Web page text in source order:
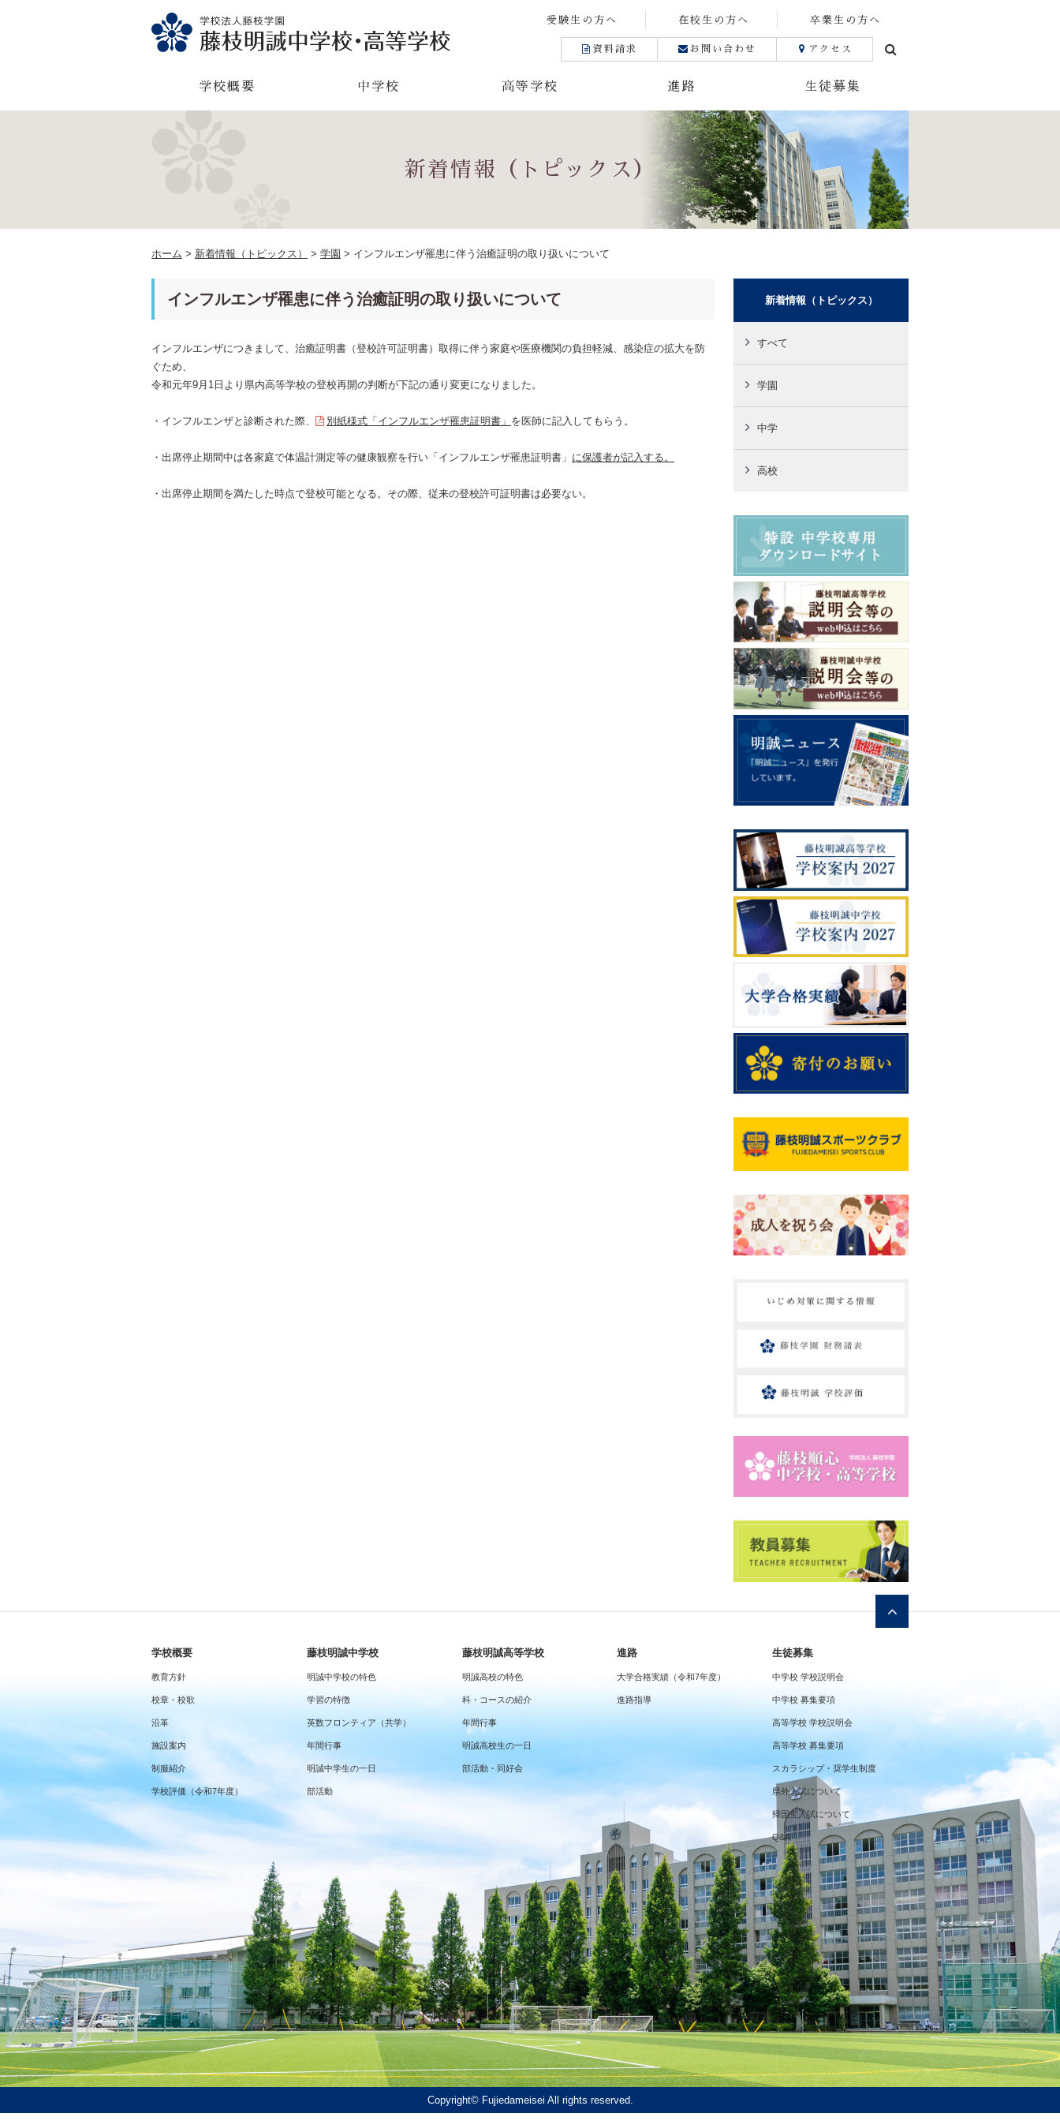
学校概要 中学校 高等学校 進路 生徒募集
受験生の方へ 在校生の方へ 卒業生の方へ
資料請求 お問い合わせ アクセス
新着情報（トピックス）
ホーム > 新着情報（トピックス） > 学園 > インフルエンザ罹患に伴う治癒証明の取り扱いについて
インフルエンザ罹患に伴う治癒証明の取り扱いについて
インフルエンザにつきまして、治癒証明書（登校許可証明書）取得に伴う家庭や医療機関の負担軽減、感染症の拡大を防
ぐため、
令和元年9月1日より県内高等学校の登校再開の判断が下記の通り変更になりました。
・インフルエンザと診断された際、 別紙様式「インフルエンザ罹患証明書」 を医師に記入してもらう。
・出席停止期間中は各家庭で体温計測定等の健康観察を行い「インフルエンザ罹患証明書」 に保護者が記入する。
・出席停止期間を満たした時点で登校可能となる。その際、従来の登校許可証明書は必要ない。
新着情報（トピックス）
すべて
学園
中学
高校
学校概要
教育方針
校章・校歌
沿革
施設案内
制服紹介
学校評価（令和7年度）
藤枝明誠中学校
明誠中学校の特色
学習の特徴
英数フロンティア（共学）
年間行事
明誠中学生の一日
部活動
藤枝明誠高等学校
明誠高校の特色
科・コースの紹介
年間行事
明誠高校生の一日
部活動・同好会
進路
大学合格実績（令和7年度）
進路指導
生徒募集
中学校 学校説明会
中学校 募集要項
高等学校 学校説明会
高等学校 募集要項
スカラシップ・奨学生制度
県外入試について
帰国生入試について
Q&A
Copyright© Fujiedameisei All rights reserved.